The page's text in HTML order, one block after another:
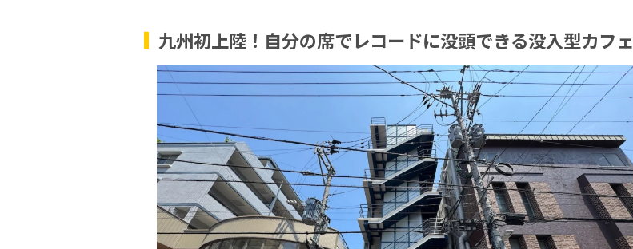
九州初上陸！自分の席でレコードに没頭できる没入型カフェ